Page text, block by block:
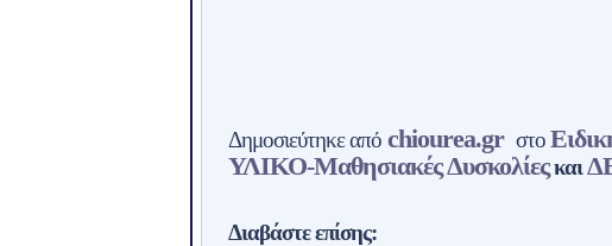
Δημοσιεύτηκε απόchiourea.gr στο
ΥΛΙΚΟ-Μαθησιακές Δυσκολίεςκαι
Διαβάστε επίσης: